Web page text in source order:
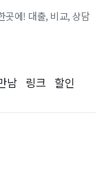
곳에! 대출, 비교, 상담
남 링크 할인